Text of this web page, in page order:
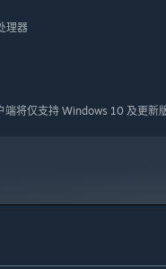
间，上百种炫酷技能与手
理器
将仅支持 Windows 10 及更新版